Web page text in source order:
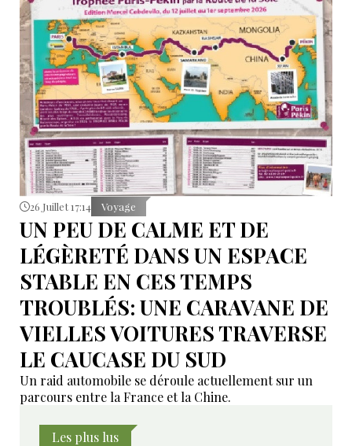
26 Juillet 17:14 Voyage
UN PEU DE CALME ET DE
LÉGÈRETÉ DANS UN ESPACE
STABLE EN CES TEMPS
TROUBLÉS: UNE CARAVANE DE
VIELLES VOITURES TRAVERSE
LE CAUCASE DU SUD
Un raid automobile se déroule actuellement sur un
parcours entre la France et la Chine.
Les plus lus